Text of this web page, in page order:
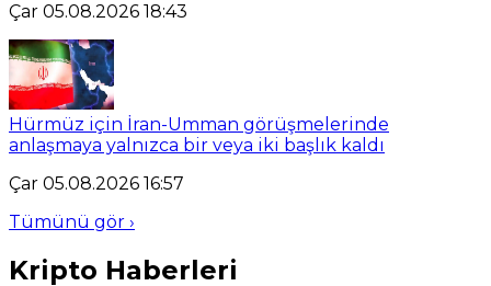
Çar 05.08.2026 18:43
Hürmüz için İran-Umman görüşmelerinde
anlaşmaya yalnızca bir veya iki başlık kaldı
Çar 05.08.2026 16:57
Tümünü gör ›
Kripto Haberleri